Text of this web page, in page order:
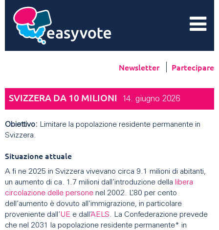
Newsletter Partecipare
SVIZZERA DA 10 MILIONI 14. giugno 2026
Obiettivo: Limitare la popolazione residente permanente in
Svizzera.
Situazione attuale
A fi ne 2025 in Svizzera vivevano circa 9.1 milioni di abitanti,
un aumento di ca. 1.7 milioni dall’introduzione della libera
circolazione delle persone nel 2002. L’80 per cento
dell’aumento è dovuto all’immigrazione, in particolare
proveniente dall’UE e dall’ AELS. La Confederazione prevede
che nel 2031 la popolazione residente permanente* in